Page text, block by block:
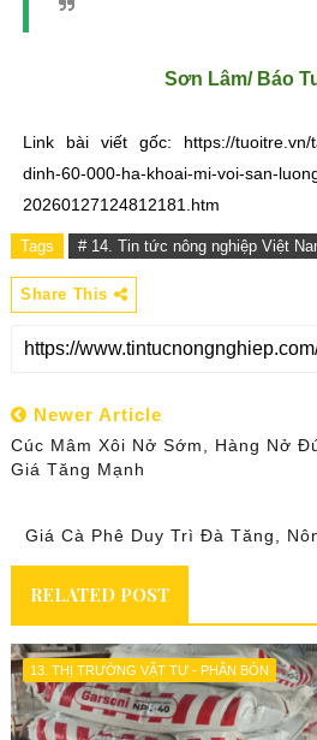
Sơn Lâm/ Báo
Link bài viết gốc: https://tuoitre.vn/
dinh-60-000-ha-khoai-mi-voi-san-
20260127124812181.htm
Tags # 14. Tin tức nông nghiệp Việt
Share This
Newer Article
Cúc Mâm Xôi Nở Sớm, Hàng Nở
Giá Tăng Mạnh
Giá Cà Phê Duy Trì Đà Tăng,
RELATED POST
13. THỊ TRƯỜNG VẬT TƯ - PHÂN BÓN